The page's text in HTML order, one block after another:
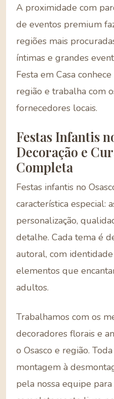
A proximidade com
de eventos premium
regiões mais
íntimas e grandes
Festa em Casa
região e trabalha com
fornecedores locais.
Festas Infantis
Decoração e
Completa
Festas infantis no
característica especial:
personalização,
detalhe. Cada tema é
autoral, com
elementos que
adultos.
Trabalhamos com os
decoradores florais e
o Osasco e região.
montagem à
pela nossa equipe